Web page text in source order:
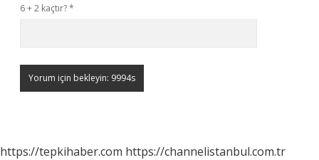
6 + 2 kaçtır?*
https://tepkihaber.com https://channelistanbul.com.tr